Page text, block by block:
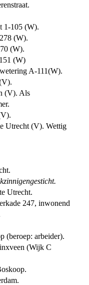
1-105 (W).
(W).
(W).
(W)
A-111(W).
(V). Als
Utrecht (V). Wettig
Utrecht.
247, inwonend
(beroep: arbeider).
(Wijk C